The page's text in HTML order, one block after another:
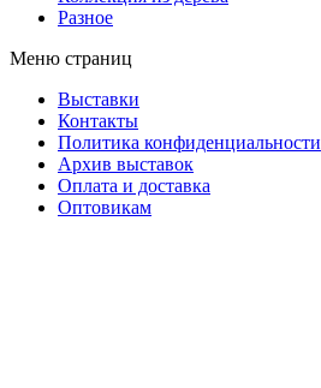
Разное
Меню страниц
Выставки
Контакты
Политика конфиденциальности
Архив выставок
Оплата и доставка
Оптовикам